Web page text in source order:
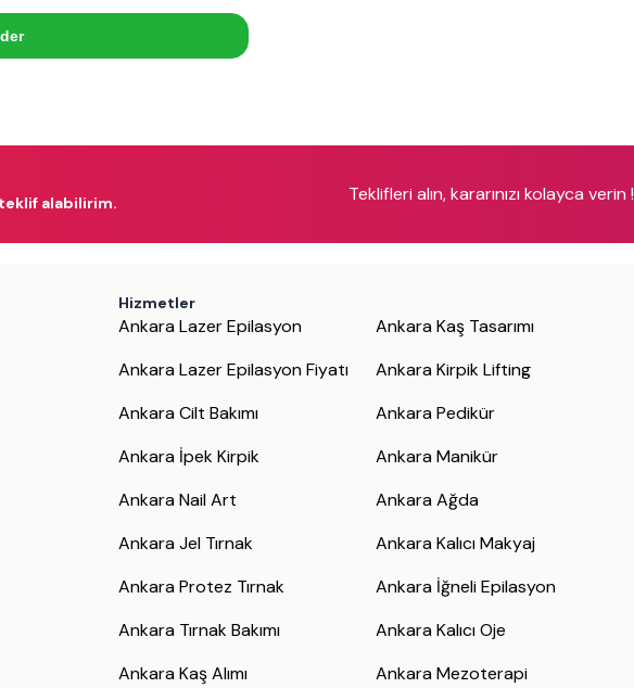
alabilirim. Teklifleri alın, kararınızı kolayca verin !
Hizmetler
Ankara Lazer Epilasyon
Ankara Lazer Epilasyon Fiyatı
Ankara Cilt Bakımı
Ankara İpek Kirpik
Ankara Nail Art
Ankara Jel Tırnak
Ankara Protez Tırnak
Ankara Tırnak Bakımı
Ankara Kaş Alımı
Ankara Kaş Tasarımı
Ankara Kirpik Lifting
Ankara Pedikür
Ankara Manikür
Ankara Ağda
Ankara Kalıcı Makyaj
Ankara İğneli Epilasyon
Ankara Kalıcı Oje
Ankara Mezoterapi